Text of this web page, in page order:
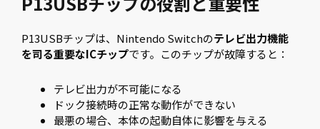
P13USBチップは、Nintendo Switchのテレビ出力機能
を司る重要なICチップです。このチップが故障すると：
テレビ出力が不可能になる
ドック接続時の正常な動作ができない
最悪の場合、本体の起動自体に影響を与える